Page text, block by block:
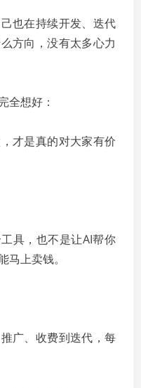
也在持续开发、迭代
方向，没有太多心力
全想好：
才是真的对大家有价
具，也不是让AI帮你
上卖钱。
广、收费到迭代，每